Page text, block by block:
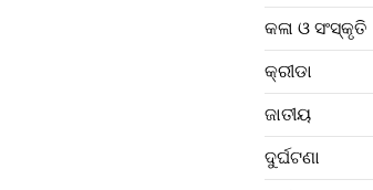
କଳା ଓ ସଂସ୍କୃତି
କ୍ରୀଡା
ଜାତୀୟ
ଦୁର୍ଘଟଣା